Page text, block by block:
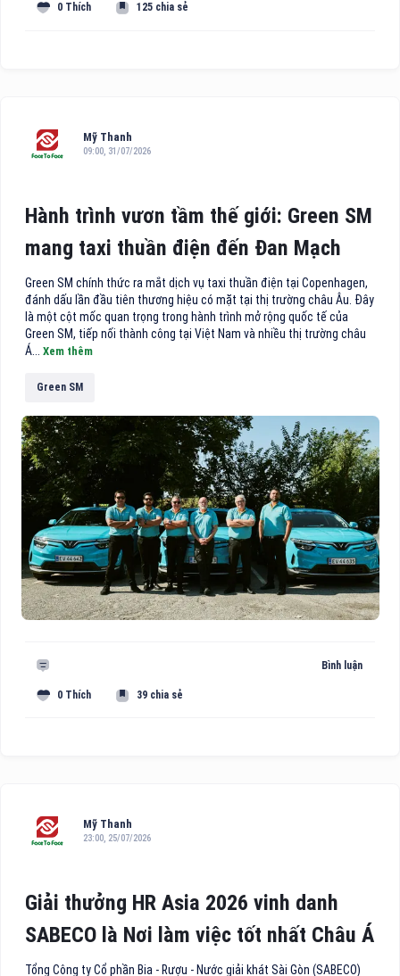
0 Thích 125 chia sẻ
Mỹ Thanh
09:00, 31/07/2026
Hành trình vươn tầm thế giới: Green SM
mang taxi thuần điện đến Đan Mạch
Green SM chính thức ra mắt dịch vụ taxi thuần điện tại Copenhagen,
đánh dấu lần đầu tiên thương hiệu có mặt tại thị trường châu Âu. Đây
là một cột mốc quan trọng trong hành trình mở rộng quốc tế của
Green SM, tiếp nối thành công tại Việt Nam và nhiều thị trường châu
Á... Xem thêm
Green SM
Bình luận
0 Thích 39 chia sẻ
Mỹ Thanh
23:00, 25/07/2026
Giải thưởng HR Asia 2026 vinh danh
SABECO là Nơi làm việc tốt nhất Châu Á
Tổng Công ty Cổ phần Bia - Rượu - Nước giải khát Sài Gòn (SABECO)